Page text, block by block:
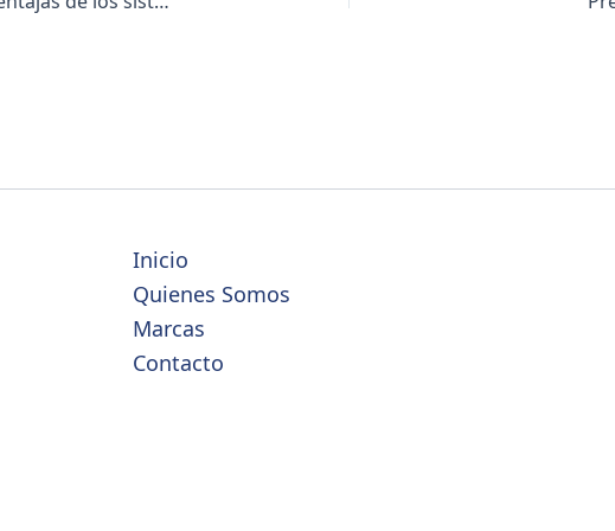
Inicio
Quienes Somos
Marcas
Contacto